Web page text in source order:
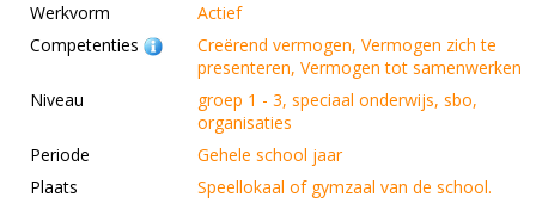
Werkvorm
Actief
Competenties
Creërend vermogen, Vermogen zich te
presenteren, Vermogen tot samenwerken
Niveau
groep 1 - 3, speciaal onderwijs, sbo,
organisaties
Periode
Gehele school jaar
Plaats
Speellokaal of gymzaal van de school.